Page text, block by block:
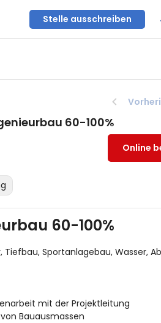
Stelle ausschreiben
60-100%
Online
60-100%
Sportanlagebau, Wasser,
mit der Projektleitung
Bauausmassen